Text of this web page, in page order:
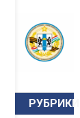
РУБРИКИ